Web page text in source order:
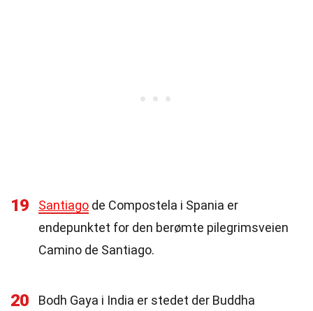
19 Santiago de Compostela i Spania er
endepunktet for den berømte pilegrimsveien
Camino de Santiago.
20
Bodh Gaya i India er stedet der Buddha